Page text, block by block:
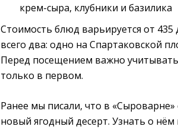
крем-сыра, клубники и базилика
Стоимость блюд варьируется от
всего два: одно на Спартаковской
Перед посещением важно
только в первом.
Ранее мы писали, что в «Сыроварне»
новый ягодный десерт. Узнать о